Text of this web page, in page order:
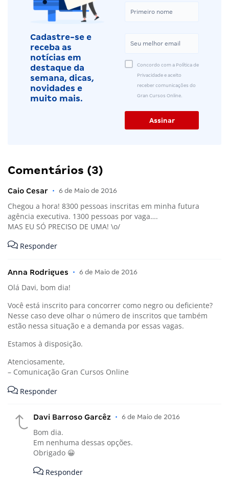
Cadastre-se e
receba as
notícias em
destaque da
semana, dicas,
novidades e
muito mais.
Concordo com a Política de
Privacidade e aceito
receber comunicações do
Gran Cursos Online.
Comentários (3)
Caio Cesar • 6 de Maio de 2016
Chegou a hora! 8300 pessoas inscritas em minha futura
agência executiva. 1300 pessoas por vaga….
MAS EU SÓ PRECISO DE UMA! \o/
Responder
Anna Rodrigues • 6 de Maio de 2016
Olá Davi, bom dia!
Você está inscrito para concorrer como negro ou deficiente?
Nesse caso deve olhar o número de inscritos que também
estão nessa situação e a demanda por essas vagas.
Estamos à disposição.
Atenciosamente,
– Comunicação Gran Cursos Online
Responder
Davi Barroso Garcêz • 6 de Maio de 2016
Bom dia.
Em nenhuma dessas opções.
Obrigado 😀
Responder